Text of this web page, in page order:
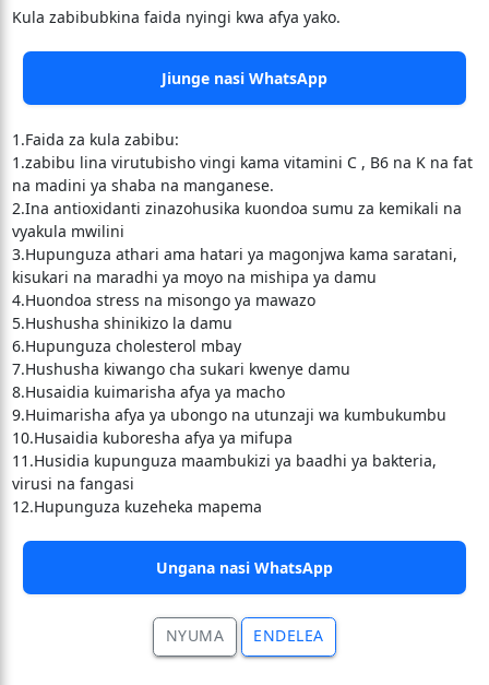
Kula zabibubkina faida nyingi kwa afya yako.
Jiunge nasi WhatsApp
1.Faida za kula zabibu:
1.zabibu lina virutubisho vingi kama vitamini C , B6 na K na fat
na madini ya shaba na manganese.
2.Ina antioxidanti zinazohusika kuondoa sumu za kemikali na
vyakula mwilini
3.Hupunguza athari ama hatari ya magonjwa kama saratani,
kisukari na maradhi ya moyo na mishipa ya damu
4.Huondoa stress na misongo ya mawazo
5.Hushusha shinikizo la damu
6.Hupunguza cholesterol mbay
7.Hushusha kiwango cha sukari kwenye damu
8.Husaidia kuimarisha afya ya macho
9.Huimarisha afya ya ubongo na utunzaji wa kumbukumbu
10.Husaidia kuboresha afya ya mifupa
11.Husidia kupunguza maambukizi ya baadhi ya bakteria,
virusi na fangasi
12.Hupunguza kuzeheka mapema
Ungana nasi WhatsApp
NYUMA ENDELEA